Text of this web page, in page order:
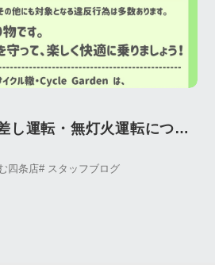
し運転・無灯火運転につい
反則金制度（青切符）導
四条店# スタッフブログ